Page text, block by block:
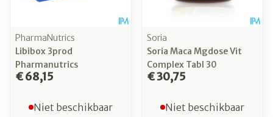
PharmaNutrics
Libibox 3prod
Pharmanutrics
€ 68,15
Niet beschikbaar
Soria
Soria Maca Mgdose Vit
Complex Tabl 30
€ 30,75
Niet beschikbaar